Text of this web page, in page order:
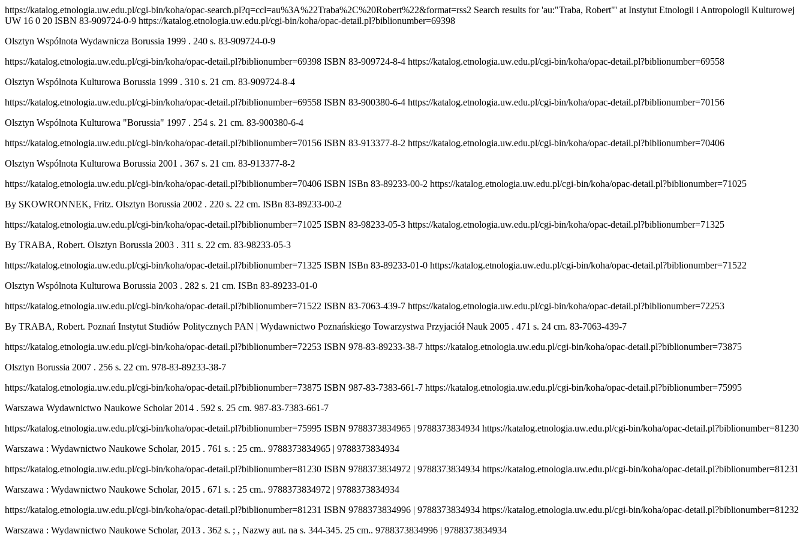
https://katalog.etnologia.uw.edu.pl/cgi-bin/koha/opac-search.pl?q=ccl=au%3A%22Traba%2C%20Robert%22&format=rss2 Search results for 'au:"Traba, Robert"' at Instytut Etnologii i Antropologii Kulturowej
UW 16 0 20 ISBN 83-909724-0-9 https://katalog.etnologia.uw.edu.pl/cgi-bin/koha/opac-detail.pl?biblionumber=69398
Olsztyn Wspólnota Wydawnicza Borussia 1999 . 240 s. 83-909724-0-9
https://katalog.etnologia.uw.edu.pl/cgi-bin/koha/opac-detail.pl?biblionumber=69398 ISBN 83-909724-8-4 https://katalog.etnologia.uw.edu.pl/cgi-bin/koha/opac-detail.pl?biblionumber=69558
Olsztyn Wspólnota Kulturowa Borussia 1999 . 310 s. 21 cm. 83-909724-8-4
https://katalog.etnologia.uw.edu.pl/cgi-bin/koha/opac-detail.pl?biblionumber=69558 ISBN 83-900380-6-4 https://katalog.etnologia.uw.edu.pl/cgi-bin/koha/opac-detail.pl?biblionumber=70156
Olsztyn Wspólnota Kulturowa "Borussia" 1997 . 254 s. 21 cm. 83-900380-6-4
https://katalog.etnologia.uw.edu.pl/cgi-bin/koha/opac-detail.pl?biblionumber=70156 ISBN 83-913377-8-2 https://katalog.etnologia.uw.edu.pl/cgi-bin/koha/opac-detail.pl?biblionumber=70406
Olsztyn Wspólnota Kulturowa Borussia 2001 . 367 s. 21 cm. 83-913377-8-2
https://katalog.etnologia.uw.edu.pl/cgi-bin/koha/opac-detail.pl?biblionumber=70406 ISBN ISBn 83-89233-00-2 https://katalog.etnologia.uw.edu.pl/cgi-bin/koha/opac-detail.pl?biblionumber=71025
By SKOWRONNEK, Fritz. Olsztyn Borussia 2002 . 220 s. 22 cm. ISBn 83-89233-00-2
https://katalog.etnologia.uw.edu.pl/cgi-bin/koha/opac-detail.pl?biblionumber=71025 ISBN 83-98233-05-3 https://katalog.etnologia.uw.edu.pl/cgi-bin/koha/opac-detail.pl?biblionumber=71325
By TRABA, Robert. Olsztyn Borussia 2003 . 311 s. 22 cm. 83-98233-05-3
https://katalog.etnologia.uw.edu.pl/cgi-bin/koha/opac-detail.pl?biblionumber=71325 ISBN ISBn 83-89233-01-0 https://katalog.etnologia.uw.edu.pl/cgi-bin/koha/opac-detail.pl?biblionumber=71522
Olsztyn Wspólnota Kulturowa Borussia 2003 . 282 s. 21 cm. ISBn 83-89233-01-0
https://katalog.etnologia.uw.edu.pl/cgi-bin/koha/opac-detail.pl?biblionumber=71522 ISBN 83-7063-439-7 https://katalog.etnologia.uw.edu.pl/cgi-bin/koha/opac-detail.pl?biblionumber=72253
By TRABA, Robert. Poznań Instytut Studiów Politycznych PAN | Wydawnictwo Poznańskiego Towarzystwa Przyjaciół Nauk 2005 . 471 s. 24 cm. 83-7063-439-7
https://katalog.etnologia.uw.edu.pl/cgi-bin/koha/opac-detail.pl?biblionumber=72253 ISBN 978-83-89233-38-7 https://katalog.etnologia.uw.edu.pl/cgi-bin/koha/opac-detail.pl?biblionumber=73875
Olsztyn Borussia 2007 . 256 s. 22 cm. 978-83-89233-38-7
https://katalog.etnologia.uw.edu.pl/cgi-bin/koha/opac-detail.pl?biblionumber=73875 ISBN 987-83-7383-661-7 https://katalog.etnologia.uw.edu.pl/cgi-bin/koha/opac-detail.pl?biblionumber=75995
Warszawa Wydawnictwo Naukowe Scholar 2014 . 592 s. 25 cm. 987-83-7383-661-7
https://katalog.etnologia.uw.edu.pl/cgi-bin/koha/opac-detail.pl?biblionumber=75995 ISBN 9788373834965 | 9788373834934 https://katalog.etnologia.uw.edu.pl/cgi-bin/koha/opac-detail.pl?biblionumber=81230
Warszawa : Wydawnictwo Naukowe Scholar, 2015 . 761 s. : 25 cm.. 9788373834965 | 9788373834934
https://katalog.etnologia.uw.edu.pl/cgi-bin/koha/opac-detail.pl?biblionumber=81230 ISBN 9788373834972 | 9788373834934 https://katalog.etnologia.uw.edu.pl/cgi-bin/koha/opac-detail.pl?biblionumber=81231
Warszawa : Wydawnictwo Naukowe Scholar, 2015 . 671 s. : 25 cm.. 9788373834972 | 9788373834934
https://katalog.etnologia.uw.edu.pl/cgi-bin/koha/opac-detail.pl?biblionumber=81231 ISBN 9788373834996 | 9788373834934 https://katalog.etnologia.uw.edu.pl/cgi-bin/koha/opac-detail.pl?biblionumber=81232
Warszawa : Wydawnictwo Naukowe Scholar, 2013 . 362 s. ; , Nazwy aut. na s. 344-345. 25 cm.. 9788373834996 | 9788373834934